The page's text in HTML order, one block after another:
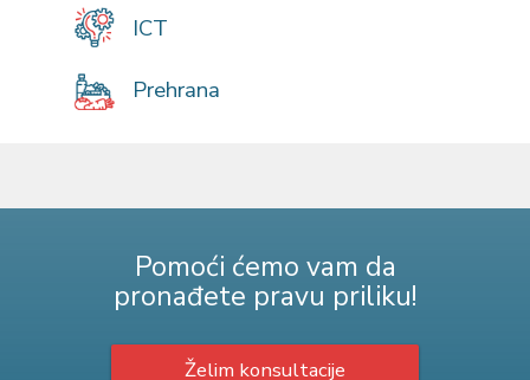
ICT
Prehrana
Pomoći ćemo vam da
pronađete pravu priliku!
Želim konsultacije